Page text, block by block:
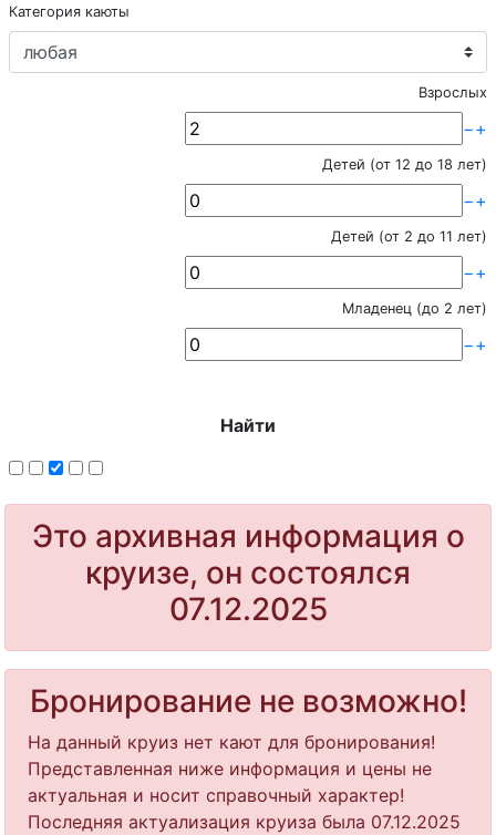
Категория каюты
Взрослых
−+
Детей (от 12 до 18 лет)
−+
Детей (от 2 до 11 лет)
−+
Младенец (до 2 лет)
−+
Найти
Это архивная информация о
круизе, он состоялся
07.12.2025
Бронирование не возможно!
На данный круиз нет кают для бронирования!
Представленная ниже информация и цены не
актуальная и носит справочный характер!
Последняя актуализация круиза была 07.12.2025